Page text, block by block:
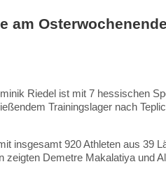
am Osterwochenende
Riedel ist mit 7 hessischen
Trainingslager nach
insgesamt 920 Athleten aus 39
zeigten Demetre Makalatiya und